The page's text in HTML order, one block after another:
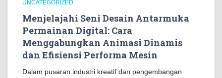
UNCATEGORIZED
Menjelajahi Seni Desain Antarmuka
Permainan Digital: Cara
Menggabungkan Animasi Dinamis
dan Efisiensi Performa Mesin
Dalam pusaran industri kreatif dan pengembangan